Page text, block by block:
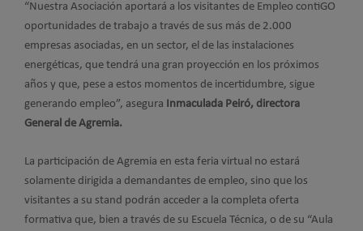
“Nuestra Asociación aportará a los visitantes de Empleo contiGO
oportunidades de trabajo a través de sus más de 2.000
empresas asociadas, en un sector, el de las instalaciones
energéticas, que tendrá una gran proyección en los próximos
años y que, pese a estos momentos de incertidumbre, sigue
generando empleo”, asegura Inmaculada Peiró, directora
General de Agremia.
La participación de Agremia en esta feria virtual no estará
solamente dirigida a demandantes de empleo, sino que los
visitantes a su stand podrán acceder a la completa oferta
formativa que, bien a través de su Escuela Técnica, o de su “Aula